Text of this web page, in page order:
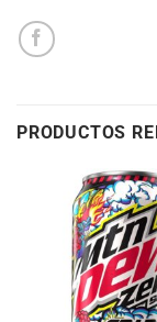
PRODUCTOS